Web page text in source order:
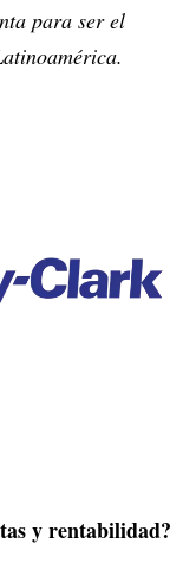
para ser el
y rentabilidad?